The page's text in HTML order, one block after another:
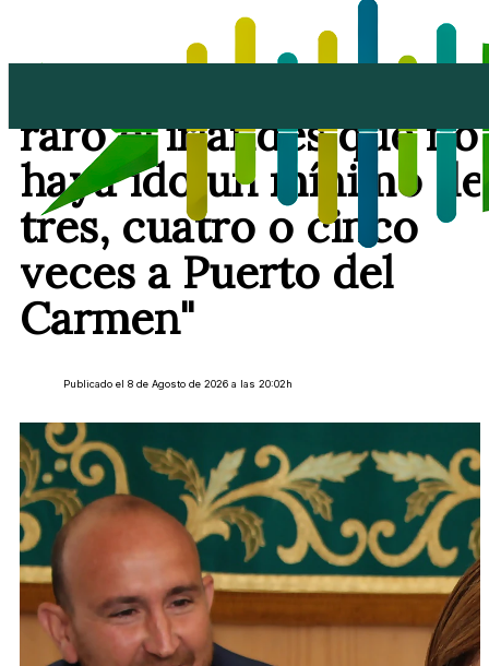
raro el irlandés que no
haya ido un mínimo de
tres, cuatro o cinco
veces a Puerto del
Carmen"
Publicado el 8 de Agosto de 2026 a las 20:02h